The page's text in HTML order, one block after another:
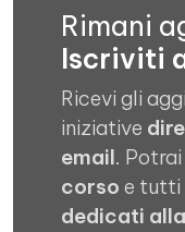
Rimani
Iscriviti
Ricevi gli
iniziative
email.
corso e tutti
dedicati